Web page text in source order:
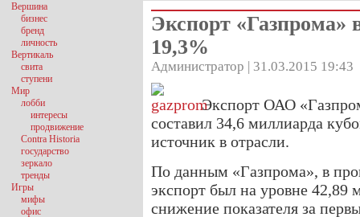
Экспорт «Газпрома»
19,3%
Администратор | 31.03.2015 19:43
Экспорт ОАО
составил 34,6 миллиарда
источник в отрасли.
По данным «Газпрома», в
экспорт был на уровне 42,89
снижение показателя за
Вершина
бизнес
бренд
личность
Вертикаль
свита
ступени
Мир
лобби
интересы
продвижение
Contra Historia
государство
зеркало
тренды
Игры
мифы
офис